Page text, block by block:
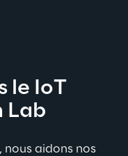
le IoT
Lab
nous aidons nos